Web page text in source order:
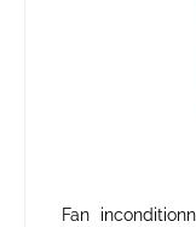
Fan